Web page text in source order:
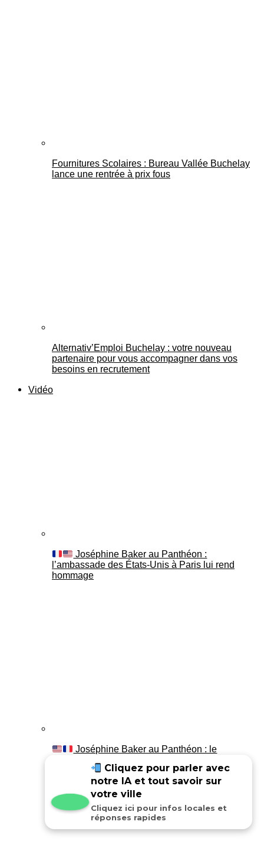
Fournitures Scolaires : Bureau Vallée Buchelay
lance une rentrée à prix fous
Alternativ’Emploi Buchelay : votre nouveau
partenaire pour vous accompagner dans vos
besoins en recrutement
Vidéo
Joséphine Baker au Panthéon :
l’ambassade des États-Unis à Paris lui rend
hommage
Joséphine Baker au Panthéon : le
Cliquez pour parler avec
notre IA et tout savoir sur
votre ville
Cliquez ici pour infos locales et
réponses rapides